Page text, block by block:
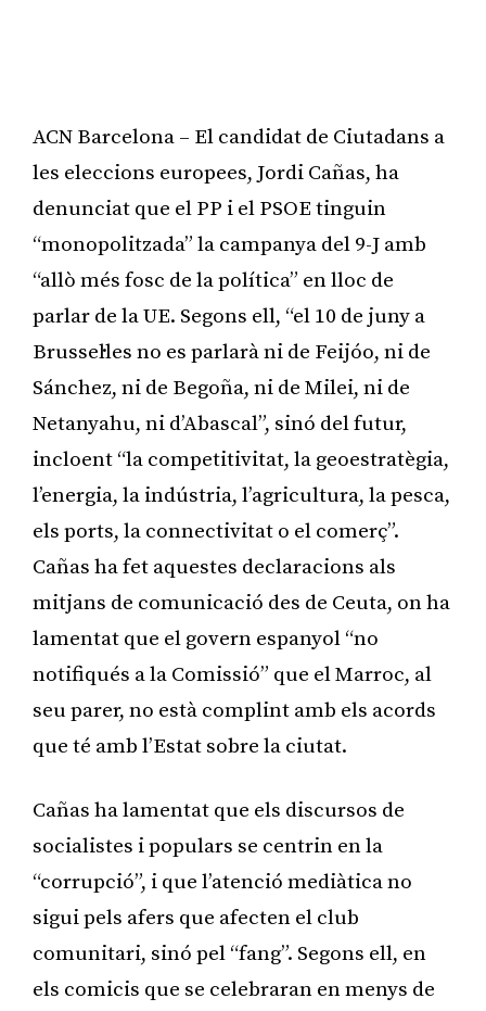
ACN Barcelona – El candidat de Ciutadans a
les eleccions europees, Jordi Cañas, ha
denunciat que el PP i el PSOE tinguin
“monopolitzada” la campanya del 9-J amb
“allò més fosc de la política” en lloc de
parlar de la UE. Segons ell, “el 10 de juny a
Brussel·les no es parlarà ni de Feijóo, ni de
Sánchez, ni de Begoña, ni de Milei, ni de
Netanyahu, ni d’Abascal”, sinó del futur,
incloent “la competitivitat, la geoestratègia,
l’energia, la indústria, l’agricultura, la pesca,
els ports, la connectivitat o el comerç”.
Cañas ha fet aquestes declaracions als
mitjans de comunicació des de Ceuta, on ha
lamentat que el govern espanyol “no
notifiqués a la Comissió” que el Marroc, al
seu parer, no està complint amb els acords
que té amb l’Estat sobre la ciutat.
Cañas ha lamentat que els discursos de
socialistes i populars se centrin en la
“corrupció”, i que l’atenció mediàtica no
sigui pels afers que afecten el club
comunitari, sinó pel “fang”. Segons ell, en
els comicis que se celebraran en menys de